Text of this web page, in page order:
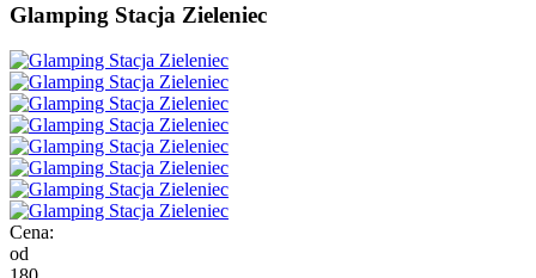
Glamping Stacja Zieleniec
Cena:
od